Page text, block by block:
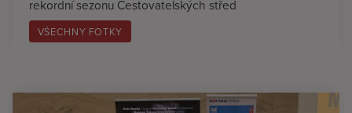
rekordní sezonu Cestovatelských střed
VŠECHNY FOTKY